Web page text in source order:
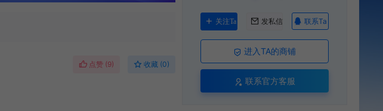
点赞 (9) 收藏 (0)
关注Ta 发私信 联系Ta
进入TA的商铺
联系官方客服